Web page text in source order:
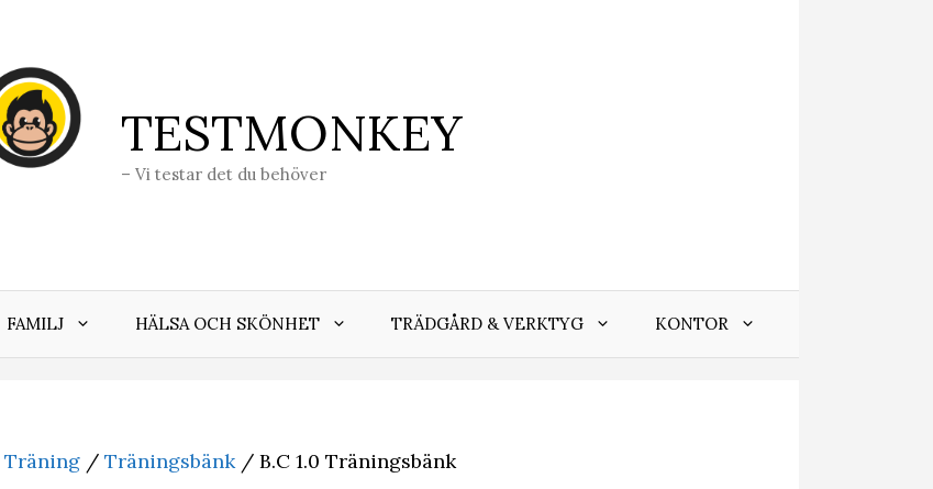
TESTMONKEY
– Vi testar det du behöver
FAMILJ HÄLSA OCH SKÖNHET TRÄDGÅRD & VERKTYG KONTOR
Träning / Träningsbänk/ B.C 1.0 Träningsbänk